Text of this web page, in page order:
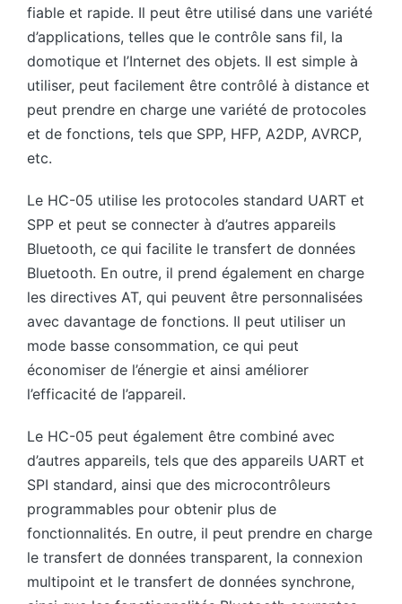
fiable et rapide. Il peut être utilisé dans une variété
d’applications, telles que le contrôle sans fil, la
domotique et l’Internet des objets. Il est simple à
utiliser, peut facilement être contrôlé à distance et
peut prendre en charge une variété de protocoles
et de fonctions, tels que SPP, HFP, A2DP, AVRCP,
etc.
Le HC-05 utilise les protocoles standard UART et
SPP et peut se connecter à d’autres appareils
Bluetooth, ce qui facilite le transfert de données
Bluetooth. En outre, il prend également en charge
les directives AT, qui peuvent être personnalisées
avec davantage de fonctions. Il peut utiliser un
mode basse consommation, ce qui peut
économiser de l’énergie et ainsi améliorer
l’efficacité de l’appareil.
Le HC-05 peut également être combiné avec
d’autres appareils, tels que des appareils UART et
SPI standard, ainsi que des microcontrôleurs
programmables pour obtenir plus de
fonctionnalités. En outre, il peut prendre en charge
le transfert de données transparent, la connexion
multipoint et le transfert de données synchrone,